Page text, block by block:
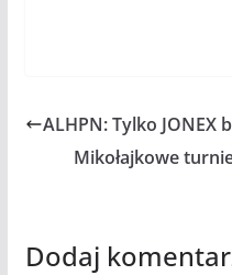
ALHPN: Tylko JONEX
Mikołajkowe
Dodaj